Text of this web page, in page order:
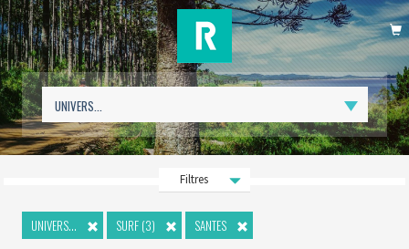
Filtres
UNIVERS... SURF (3) SANTES